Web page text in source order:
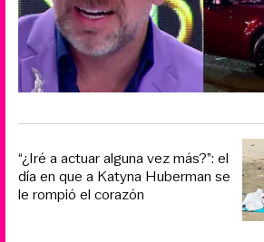
“¿Iré a actuar alguna vez más?”: el
día en que a Katyna Huberman se
le rompió el corazón